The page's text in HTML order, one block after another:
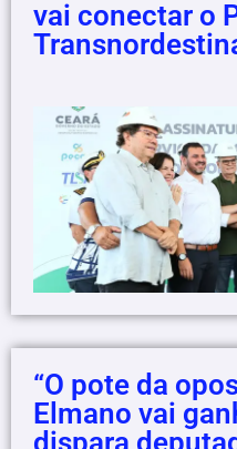
vai conectar o
“O pote da
Elmano vai